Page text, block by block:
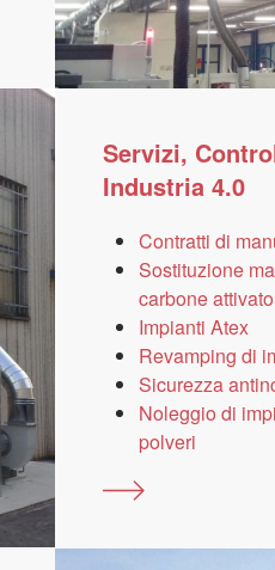
Servizi,
Industria 4.0
Contratti di
Sostituzione
carbone attivato
Impianti Atex
Revamping di
Sicurezza
Noleggio di
polveri